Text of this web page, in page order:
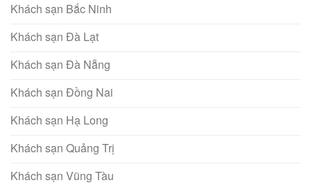
Khách sạn Bắc Ninh
Khách sạn Đà Lạt
Khách sạn Đà Nẵng
Khách sạn Đồng Nai
Khách sạn Hạ Long
Khách sạn Quảng Trị
Khách sạn Vũng Tàu